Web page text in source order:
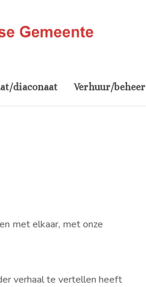
diaconaat Verhuur/beheer
met elkaar, met onze
verhaal te vertellen heeft